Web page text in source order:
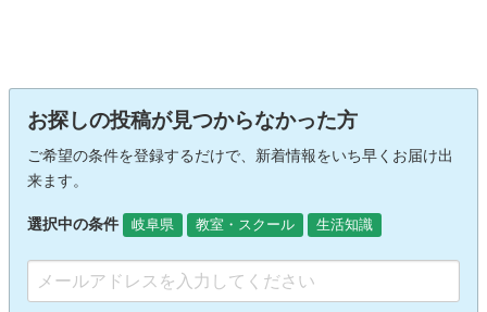
お探しの投稿が見つからなかった方
ご希望の条件を登録するだけで、新着情報をいち早くお届け出
来ます。
選択中の条件 岐阜県 教室・スクール 生活知識